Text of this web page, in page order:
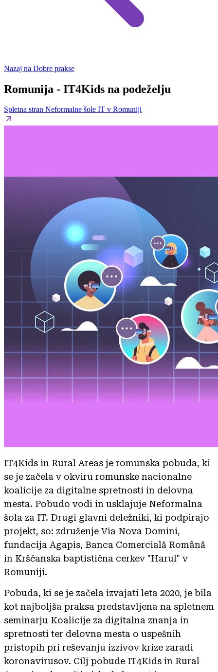
Nazaj na Dobre prakse
Romunija - IT4Kids na podeželju
Spletna stran Neformalne šole IT v Romuniji
IT4Kids in Rural Areas je romunska pobuda, ki
se je začela v okviru romunske nacionalne
koalicije za digitalne spretnosti in delovna
mesta. Pobudo vodi in usklajuje Neformalna
šola za IT. Drugi glavni deležniki, ki podpirajo
projekt, so: združenje Via Nova Domini,
fundacija Agapis, Banca Comercială Română
in Krščanska baptistična cerkev "Harul" v
Romuniji.
Pobuda, ki se je začela izvajati leta 2020, je bila
kot najboljša praksa predstavljena na spletnem
seminarju Koalicije za digitalna znanja in
spretnosti ter delovna mesta o uspešnih
pristopih pri reševanju izzivov krize zaradi
koronavirusov. Cilj pobude IT4Kids in Rural